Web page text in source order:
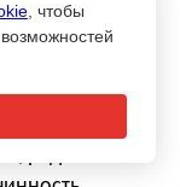
в список
зрителя
в которую
ради
, чтобы